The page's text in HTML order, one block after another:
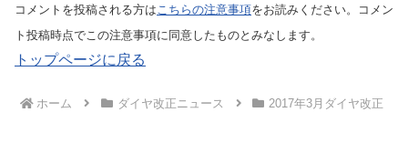
コメントを投稿される方は こちらの注意事項をお読みください。コメン
ト投稿時点でこの注意事項に同意したものとみなします。
トップページに戻る
ホーム ダイヤ改正ニュース 2017年3月ダイヤ改正